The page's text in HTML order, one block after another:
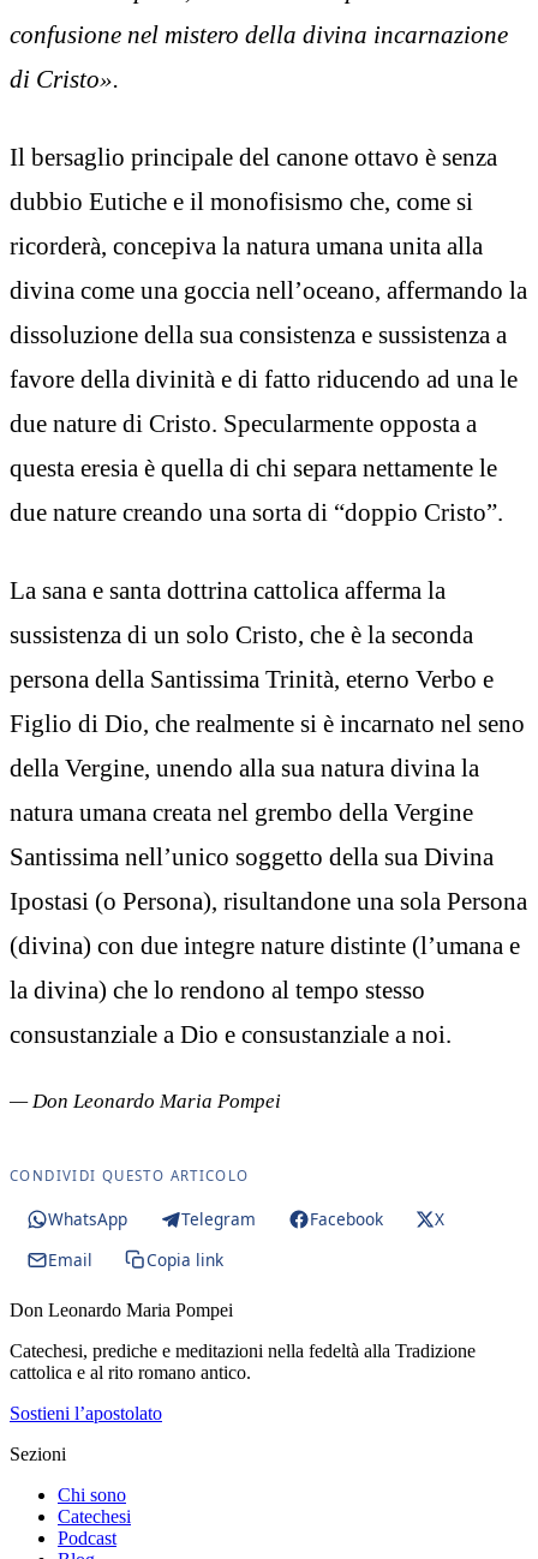
confusione nel mistero della divina incarnazione
di Cristo».
Il bersaglio principale del canone ottavo è senza
dubbio Eutiche e il monofisismo che, come si
ricorderà, concepiva la natura umana unita alla
divina come una goccia nell’oceano, affermando la
dissoluzione della sua consistenza e sussistenza a
favore della divinità e di fatto riducendo ad una le
due nature di Cristo. Specularmente opposta a
questa eresia è quella di chi separa nettamente le
due nature creando una sorta di “doppio Cristo”.
La sana e santa dottrina cattolica afferma la
sussistenza di un solo Cristo, che è la seconda
persona della Santissima Trinità, eterno Verbo e
Figlio di Dio, che realmente si è incarnato nel seno
della Vergine, unendo alla sua natura divina la
natura umana creata nel grembo della Vergine
Santissima nell’unico soggetto della sua Divina
Ipostasi (o Persona), risultandone una sola Persona
(divina) con due integre nature distinte (l’umana e
la divina) che lo rendono al tempo stesso
consustanziale a Dio e consustanziale a noi.
— Don Leonardo Maria Pompei
CONDIVIDI QUESTO ARTICOLO
WhatsApp Telegram Facebook
X
Email
Copia link
Don Leonardo Maria Pompei
Catechesi, prediche e meditazioni nella fedeltà alla Tradizione
cattolica e al rito romano antico.
Sostieni l’apostolato
Sezioni
Chi sono
Catechesi
Podcast